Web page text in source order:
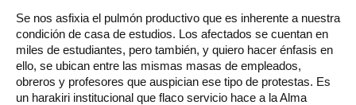
Se nos asfixia el pulmón productivo que es inherente a nuestra
condición de casa de estudios. Los afectados se cuentan en
miles de estudiantes, pero también, y quiero hacer énfasis en
ello, se ubican entre las mismas masas de empleados,
obreros y profesores que auspician ese tipo de protestas. Es
un harakiri institucional que flaco servicio hace a la Alma